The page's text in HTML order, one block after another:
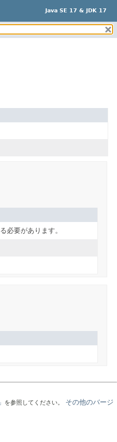
Java SE 17 & JDK 17
必要があります。
を参照してください。
その他のバージ